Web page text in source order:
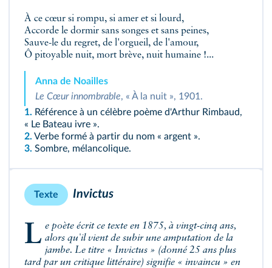
À ce cœur si rompu, si amer et si lourd,
Accorde le dormir sans songes et sans peines,
Sauve-le du regret, de l'orgueil, de l'amour,
Ô pitoyable nuit, mort brève, nuit humaine !...
Anna de Noailles
Le Cœur innombrable
, « À la nuit », 1901.
1. Référence à un célèbre poème d'Arthur Rimbaud,
« Le Bateau ivre ».
2. Verbe formé à partir du nom « argent ».
3. Sombre, mélancolique.
Texte Invictus
Le poète écrit ce texte en 1875, à vingt-cinq ans, alors qu'il vient de subir une amputation de la
jambe. Le titre « Invictus » (donné 25 ans plus
tard par un critique littéraire) signifie « invaincu » en